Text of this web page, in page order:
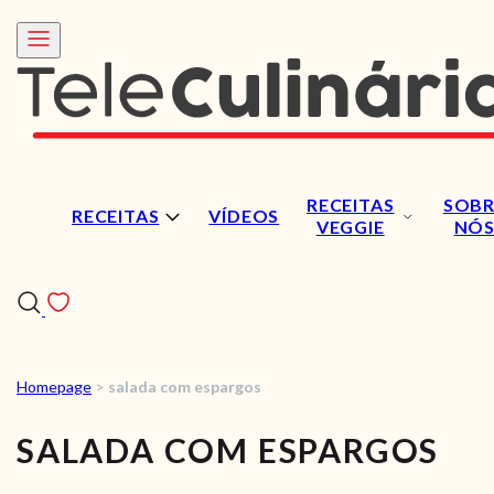
RECEITAS VÍDEOS
RECEITAS
VEGGIE
NÓS
RECEITAS
VÍDEOS
Homepage > salada com espargos
SALADA COM ESPARGOS